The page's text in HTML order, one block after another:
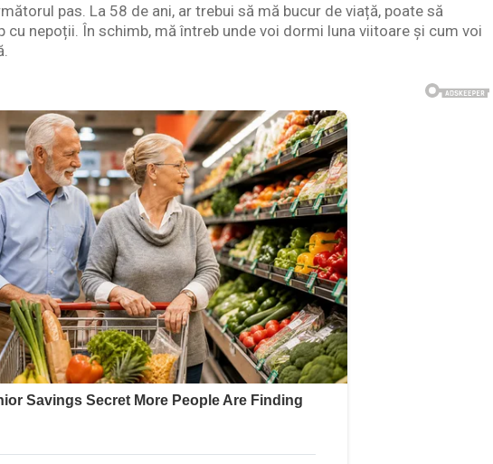
pas. La 58 de ani, ar trebui să mă bucur de viață, poate să
nepoții. În schimb, mă întreb unde voi dormi luna viitoare și cum voi